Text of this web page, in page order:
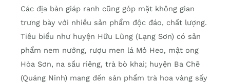
Các địa bàn giáp ranh cũng góp mặt không gian
trưng bày với nhiều sản phẩm độc đáo, chất lượng.
Tiêu biểu như huyện Hữu Lũng (Lạng Sơn) có sản
phẩm nem nướng, rượu men lá Mỏ Heo, mật ong
Hòa Sơn, na sầu riêng, trà bò khai; huyện Ba Chẽ
(Quảng Ninh) mang đến sản phẩm trà hoa vàng sấy